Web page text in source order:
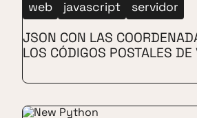
web javascript servidor
JSON CON LAS
LOS CÓDIGOS POSTALES